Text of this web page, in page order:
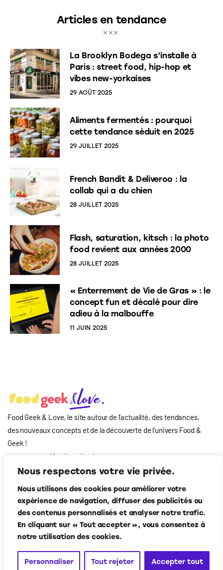
Nous respectons votre vie privée.
Nous utilisons des cookies pour améliorer votre
expérience de navigation, diffuser des publicités ou
des contenus personnalisés et analyser notre trafic.
En cliquant sur « Tout accepter », vous consentez à
notre utilisation des cookies.
Personnaliser Tout rejeter Accepter tout
Articles en tendance
La Brooklyn Bodega s’installe à
Paris : street food, hip-hop et
vibes new-yorkaises
29 AOÛT 2025
Aliments fermentés : pourquoi
cette tendance séduit en 2025
29 JUILLET 2025
French Bandit & Deliveroo : la
collab qui a du chien
28 JUILLET 2025
Flash, saturation, kitsch : la photo
food revient aux années 2000
28 JUILLET 2025
« Enterrement de Vie de Gras » : le
concept fun et décalé pour dire
adieu à la malbouffe
11 JUIN 2025
Food Geek & Love, le site autour de l’actualité, des tendances,
des nouveaux concepts et de la découverte de l’univers Food&
Geek !
Mentions légales
Qui-sommes nous
Contact
Suivez-nous